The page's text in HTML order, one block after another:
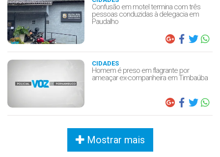
Confusão em motel termina com três
pessoas conduzidas à delegacia em
Paudalho
CIDADES
Homem é preso em flagrante por
ameaçar ex-companheira em Timbaúba
Mostrar mais